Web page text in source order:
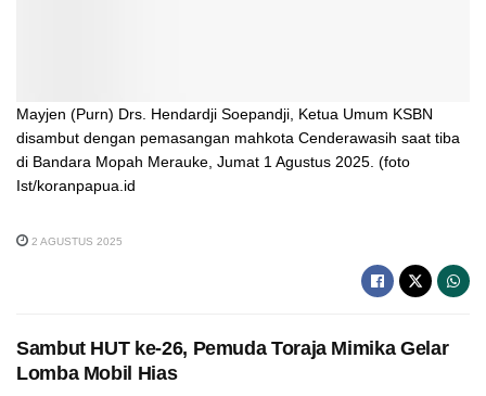
Mayjen (Purn) Drs. Hendardji Soepandji, Ketua Umum KSBN
disambut dengan pemasangan mahkota Cenderawasih saat tiba
di Bandara Mopah Merauke, Jumat 1 Agustus 2025. (foto
Ist/koranpapua.id
2 AGUSTUS 2025
Sambut HUT ke-26, Pemuda Toraja Mimika Gelar
Lomba Mobil Hias